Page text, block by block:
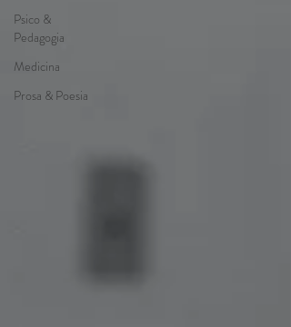
Psico &
Pedagogia
Medicina
Prosa & Poesia